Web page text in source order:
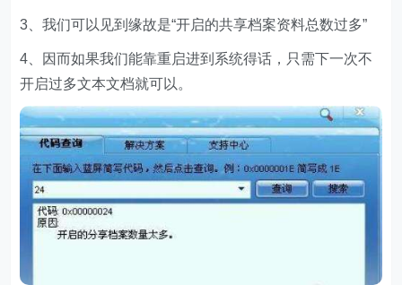
3、我们可以见到缘故是“开启的共享档案资料总数过多”
4、因而如果我们能靠重启进到系统得话，只需下一次不
开启过多文本文档就可以。